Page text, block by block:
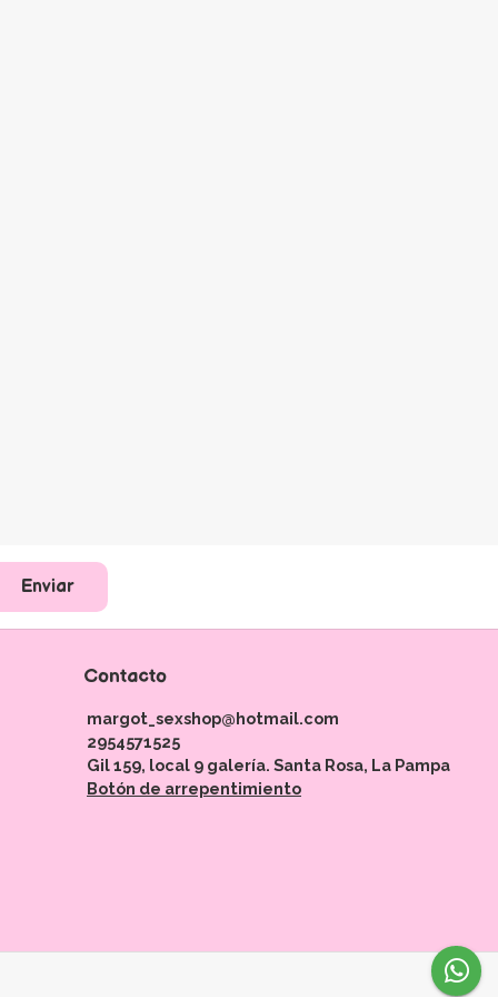
Enviar
Contacto
margot_sexshop@hotmail.com
2954571525
Gil 159, local 9 galería. Santa Rosa, La Pampa
Botón de arrepentimiento